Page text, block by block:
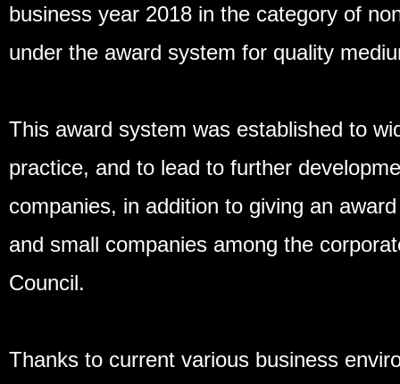
business year 2018 in the category of
under the award system for quality
This award system was established to
practice, and to lead to further
companies, in addition to giving an
and small companies among the
Council.
Thanks to current various business